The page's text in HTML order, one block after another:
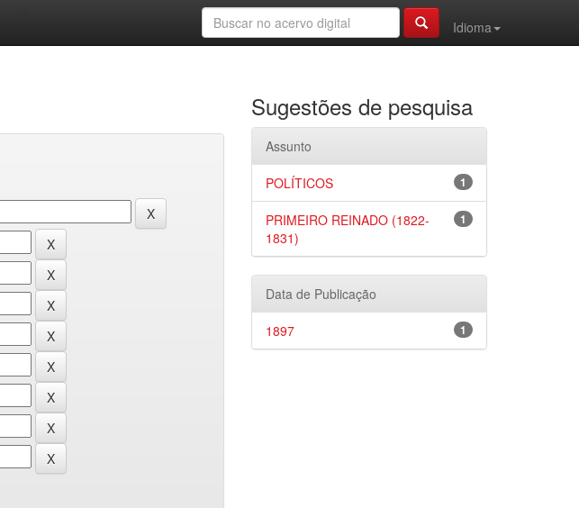
Idioma
Sugestões de pesquisa
Assunto
1
POLÍTICOS
1
PRIMEIRO REINADO (1822-
1831)
Data de Publicação
1
1897